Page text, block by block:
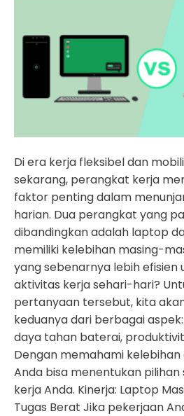
Di era kerja fleksibel dan
sekarang, perangkat kerja
faktor penting dalam
harian. Dua perangkat yang
dibandingkan adalah laptop
memiliki kelebihan masing-
yang sebenarnya lebih efisien
aktivitas kerja sehari-hari?
pertanyaan tersebut, kita
keduanya dari berbagai
daya tahan baterai,
Dengan memahami
Anda bisa menentukan pilihan
kerja Anda. Kinerja: Laptop
Tugas Berat Jika pekerjaan